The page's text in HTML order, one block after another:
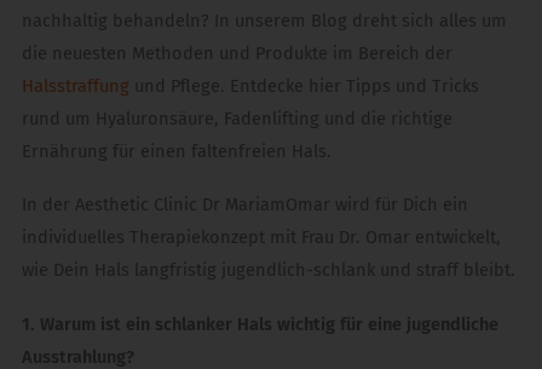
nachhaltig behandeln? In unserem Blog dreht sich alles um
die neuesten Methoden und Produkte im Bereich der
Halsstraffung und Pflege. Entdecke hier Tipps und Tricks
rund um Hyaluronsäure, Fadenlifting und die richtige
Ernährung für einen faltenfreien Hals.
In der Aesthetic Clinic Dr MariamOmar wird für Dich ein
individuelles Therapiekonzept mit Frau Dr. Omar entwickelt,
wie Dein Hals langfristig jugendlich-schlank und straff bleibt.
1. Warum ist ein schlanker Hals wichtig für eine jugendliche
Ausstrahlung?